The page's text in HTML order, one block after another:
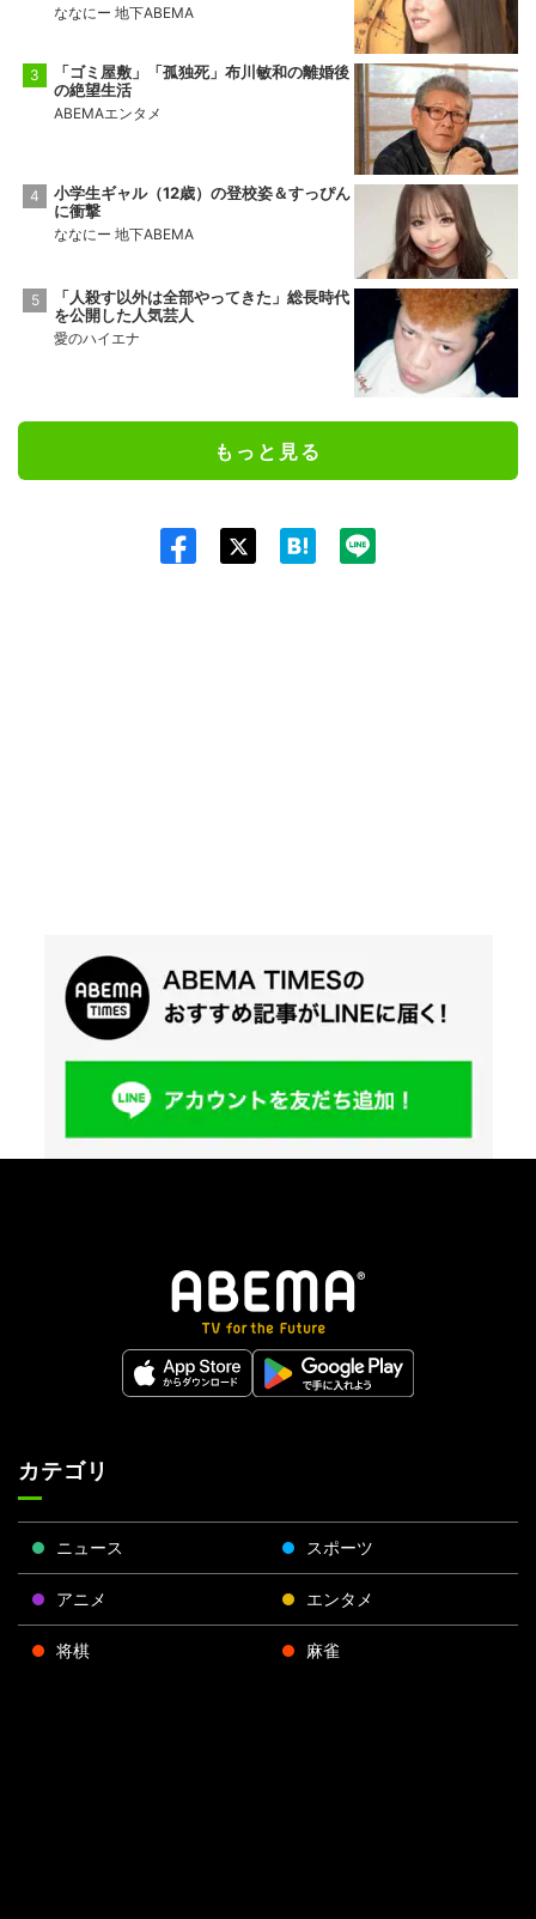
ななにー 地下ABEMA
「ゴミ屋敷」「孤独死」布川敏和の離婚後
の絶望生活
ABEMAエンタメ
小学生ギャル（12歳）の登校姿＆すっぴん
に衝撃
ななにー 地下ABEMA
「人殺す以外は全部やってきた」総長時代
を公開した人気芸人
愛のハイエナ
もっと見る
カテゴリ
ニュース スポーツ
アニメ エンタメ
将棋 麻雀